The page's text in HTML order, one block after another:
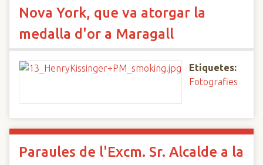
Nova York, que va atorgar la
medalla d'or a Maragall
Etiquetes:
Fotografies
Paraules de l'Excm. Sr. Alcalde a la